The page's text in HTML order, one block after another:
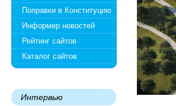
Поправки в Конституцию
Информер новостей
Рейтинг сайтов
Каталог сайтов
Интервью